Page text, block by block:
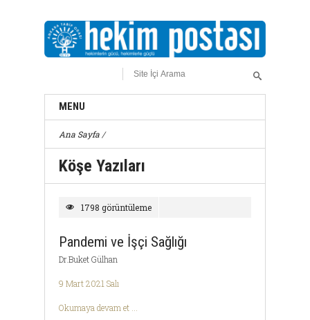
MENU
Ana Sayfa /
Köşe Yazıları
1798 görüntüleme
Pandemi ve İşçi Sağlığı
Dr.Buket Gülhan
9 Mart 2021 Salı
Okumaya devam et ...